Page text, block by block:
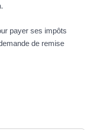
payer ses impôts
de remise